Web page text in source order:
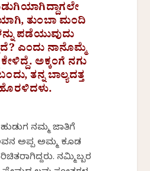
ತುಂಬಾ ಮಂದಿ
ಪಡೆಯುವುದು
ಎಂದು ನಾನೊಮ್ಮೆ
ಕೇಳಿದ್ದೆ. ಅಕ್ಕಂಗೆ ನಗು
ತನ್ನ ಬಾಲ್ಯದತ್ತ
ನಮ್ಮ ಜಾತಿಗೆ
ಅಪ್ಪ ಅಮ್ಮ ಕೂಡ
ನಮ್ಮಿಬ್ಬರ